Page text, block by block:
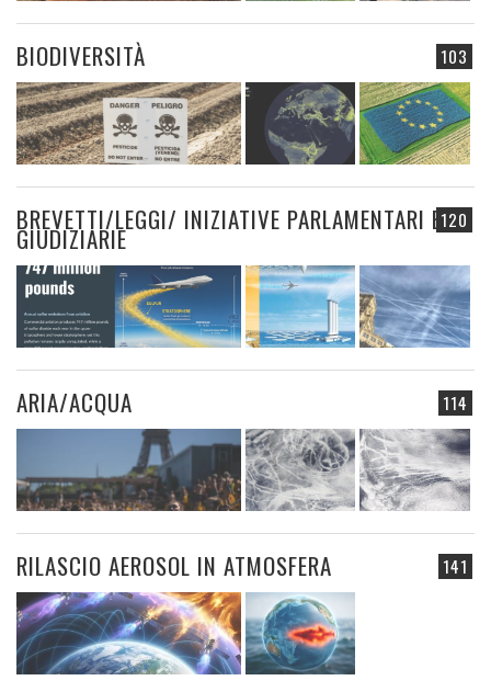
103
BIODIVERSITÀ
120
BREVETTI/LEGGI/ INIZIATIVE PARLAMENTARI E
GIUDIZIARIE
114
ARIA/ACQUA
141
RILASCIO AEROSOL IN ATMOSFERA